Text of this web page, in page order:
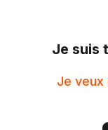
Je suis
Je veux